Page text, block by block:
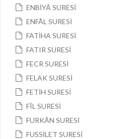
ENBİYÂ SURESİ
ENFÂL SURESİ
FATİHA SURESİ
FATIR SURESİ
FECR SURESİ
FELAK SURESİ
FETİH SURESİ
FÎL SURESİ
FURKÂN SURESİ
FUSSİLET SURESİ